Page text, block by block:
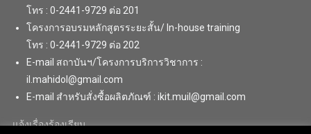
โทร : 0-2441-9729 ต่อ 201
โครงการอบรมหลักสูตรระยะสั้น/ In-house training
โทร : 0-2441-9729 ต่อ 202
E-mail สถาบันฯ/โครงการบริการวิชาการ :
il.mahidol@gmail.com
E-mail สำหรับสั่งซื้อผลิตภัณฑ์ : ikit.muil@gmail.com
แจ้งเรื่องร้องเรียน